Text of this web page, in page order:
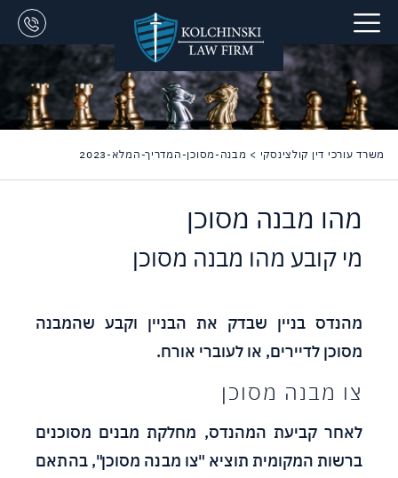
משרד עורכי דין קולצינסקי > מבנה-מסוכן-המדריך-המלא-2023
מהו מבנה מסוכן
מי קובע מהו מבנה מסוכן
מהנדס בניין שבדק את הבניין וקבע שהמבנה
מסוכן לדיירים, או לעוברי אורח.
צו מבנה מסוכן
לאחר קביעת המהנדס, מחלקת מבנים מסוכנים
ברשות המקומית תוציא "צו מבנה מסוכן", בהתאם